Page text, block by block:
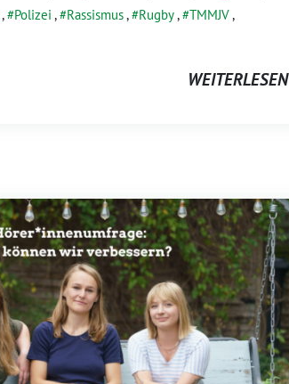
, Polizei , Rassismus, Rugby, TMMJV,
WEITERLESEN